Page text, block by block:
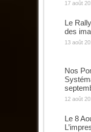
17 août
Le
des
13 août
Nos
12 août
Le 8